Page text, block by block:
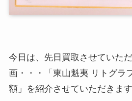
今日は、先日買取させていた
画・・・「東山魁夷 リトグラ
額」を紹介させていただきます